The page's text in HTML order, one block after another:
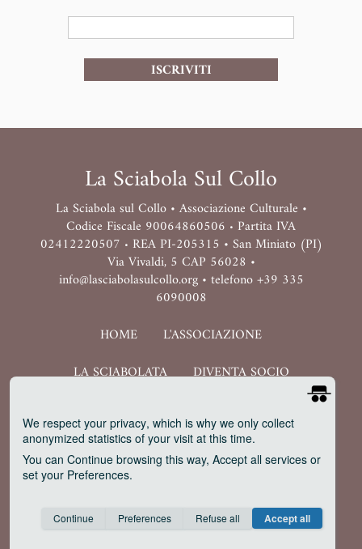
ISCRIVITI
La Sciabola Sul Collo
La Sciabola sul Collo • Associazione Culturale •
Codice Fiscale 90064860506 • Partita IVA
02412220507 • REA PI-205315 • San Miniato (PI)
Via Vivaldi, 5 CAP 56028 •
info@lasciabolasulcollo.org • telefono +39 335
6090008
HOME
L'ASSOCIAZIONE
LA SCIABOLATA
DIVENTA SOCIO
PRIVACY
EVENTI SU MISURA
We respect your privacy, which is why we only collect
anonymized statistics of your visit at this time.
You can Continue browsing this way, Accept all services or
set your Preferences.
Consent cookie learn more
Continue Preferences Refuse all Accept all
Anonymous Invisible Save